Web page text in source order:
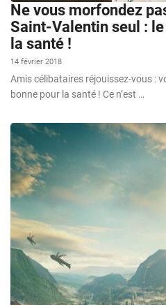
Ne vous morfondez
Saint-Valentin seul :
la santé !
14 février 2018
Amis célibataires réjouissez-vous :
bonne pour la santé ! Ce n’est …